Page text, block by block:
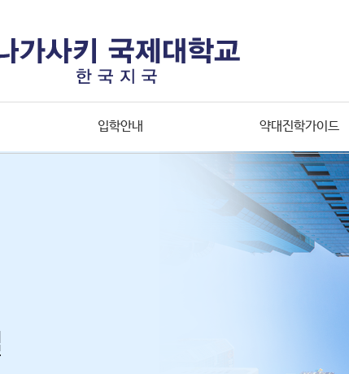
입학안내 약대진학가이드